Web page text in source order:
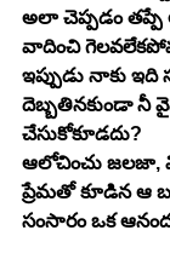
అలా చెప్పడం తప్పే
వాదించి
ఇప్పుడు నాకు
దెబ్బతినకుండా నీ
చేసుకోకూడదు?
ఆలోచించు జలజా,
ప్రేమతో కూడిన ఆ
సంసారం ఒక